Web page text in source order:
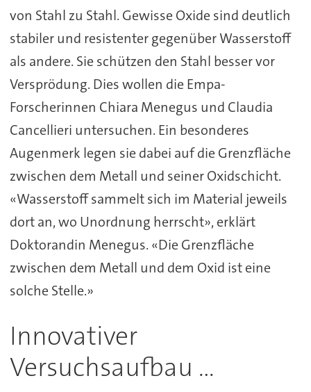
von Stahl zu Stahl. Gewisse Oxide sind deutlich
stabiler und resistenter gegenüber Wasserstoff
als andere. Sie schützen den Stahl besser vor
Versprödung. Dies wollen die Empa-
Forscherinnen Chiara Menegus und Claudia
Cancellieri untersuchen. Ein besonderes
Augenmerk legen sie dabei auf die Grenzfläche
zwischen dem Metall und seiner Oxidschicht.
«Wasserstoff sammelt sich im Material jeweils
dort an, wo Unordnung herrscht», erklärt
Doktorandin Menegus. «Die Grenzfläche
zwischen dem Metall und dem Oxid ist eine
solche Stelle.»
Innovativer
Versuchsaufbau ...